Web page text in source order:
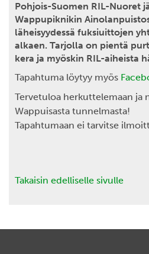
Pohjois-Suomen RIL-Nuoret
Wappupiknikin
läheisyydessä fuksiuittojen
alkaen. Tarjolla on pientä
kera ja myöskin RIL-aiheista
Tapahtuma löytyy myös
Tervetuloa herkuttelemaan ja
Wappuisasta tunnelmasta!
Tapahtumaan ei tarvitse
Takaisin edelliselle sivulle